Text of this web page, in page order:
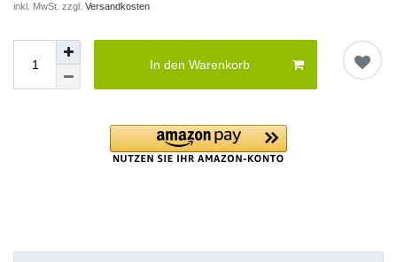
inkl. MwSt. zzgl. Versandkosten
In den Warenkorb